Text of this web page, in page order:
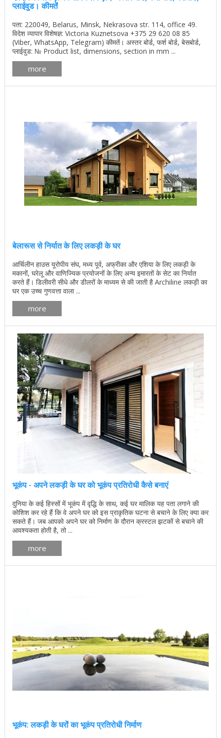
प्लाईवुड। कीमतें
पता: 220049, Belarus, Minsk, Nekrasova str. 114, office 49.
विदेश व्यापार विशेषज्ञ: Victoria Kuznetsova +375 29 620 08 85
(Viber, WhatsApp, Telegram) कीमतें। अस्तर बोर्ड, फर्श बोर्ड, बेसबोर्ड,
प्लाईवुड: № Product list, dimensions, section in mm ...
more
बेलारूस से निर्यात के लिए लकड़ी के घर
आर्चिलीन हाउस यूरोपीय संघ, मध्य पूर्व, अफ्रीका और एशिया के लिए लकड़ी के
मकानों, घरेलू और वाणिज्यिक प्रयोजनों के लिए अन्य इमारतों के सेट का निर्यात
करते हैं। डिलीवरी सीधे और डीलरों के माध्यम से की जाती है Archiline लकड़ी का
घर एक उच्च गुणवत्ता वाला ...
more
भूकंप - अपने लकड़ी के घर को भूकंप प्रतिरोधी कैसे बनाएं
दुनिया के कई हिस्सों में भूकंप में वृद्धि के साथ, कई घर मालिक यह पता लगाने की
कोशिश कर रहे हैं कि वे अपने घर को इस प्राकृतिक घटना से बचाने के लिए क्या कर
सकते हैं। जब आपको अपने घर को निर्माण के दौरान क्रस्टल झटकों से बचाने की
आवश्यकता होती है, तो ...
more
भूकंप: लकड़ी के घरों का भूकंप प्रतिरोधी निर्माण